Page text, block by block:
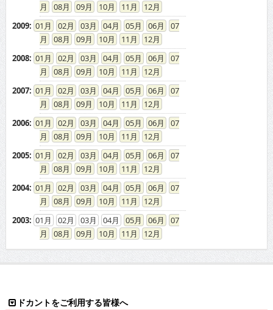
08
09 10 11
12
2009: 01 02 03 04 05 06
07
08
09 10 11
12
2008: 01 02 03 04 05 06
07
08
09 10 11
12
2007: 01 02 03 04 05 06
07
08
09 10 11
12
2006: 01 02 03 04 05 06
07
08
09 10 11
12
2005: 01 02 03 04 05 06
07
08
09 10 11
12
2004: 01 02 03 04 05 06
07
08
09 10 11
12
2003: 01 02 03 04 05 06
07
08
09 10 11 12
ドカントをご利用する皆様へ